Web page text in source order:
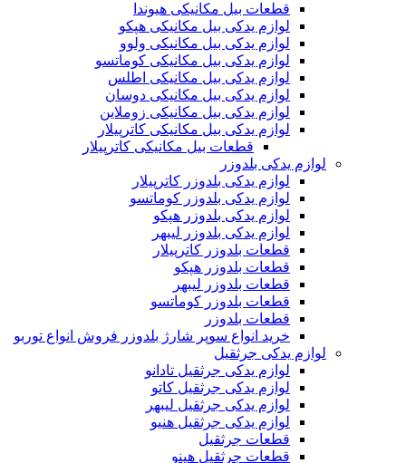
قطعات بیل مکانیکی هیوندا
لوازم یدکی بیل مکانیکی هپکو
لوازم یدکی بیل مکانیکی ولوو
لوازم یدکی بیل مکانیکی کوماتسو
لوازم یدکی بیل مکانیکی اطلس
لوازم یدکی بیل مکانیکی دوسان
لوازم یدکی بیل مکانیکی زوملاین
لوازم یدکی بیل مکانیکی کاترپیلار
قطعات بیل مکانیکی کاترپیلار
لوازم یدکی بلدوزر
لوازم یدکی بلدوزر کاترپیلار
لوازم یدکی بلدوزر کوماتسو
لوازم یدکی بلدوزر هپکو
لوازم یدکی بلدوزر لیبهر
قطعات بلدوزر کاترپیلار
قطعات بلدوزر هپکو
قطعات بلدوزر لیبهر
قطعات بلدوزر کوماتسو
قطعات بلدوزر
خرید انواع سوپر شارژ بلدوزر فروش انواع توربو
لوازم یدکی جرثقیل
لوازم یدکی جرثقیل تادانو
لوازم یدکی جرثقیل کاتو
لوازم یدکی جرثقیل لیبهر
لوازم یدکی جرثقیل هنیو
قطعات جرثقیل
قطعات جرثقیل هینو